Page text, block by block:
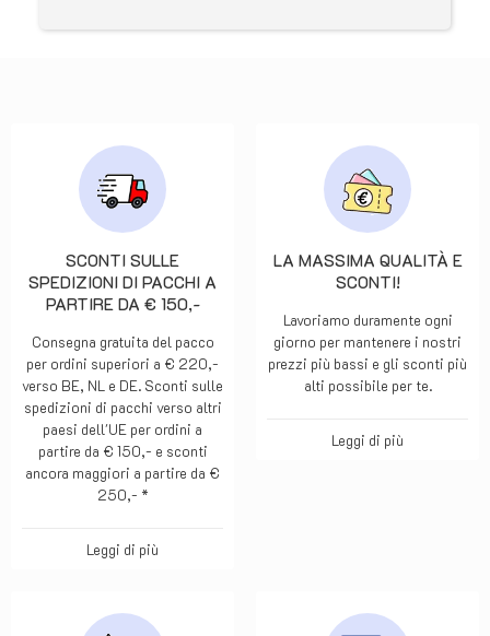
SCONTI SULLE
SPEDIZIONI DI PACCHI A
PARTIRE DA € 150,-
Consegna gratuita del pacco
per ordini superiori a € 220,-
verso BE, NL e DE. Sconti sulle
spedizioni di pacchi verso altri
paesi dell'UE per ordini a
partire da € 150,- e sconti
ancora maggiori a partire da €
250,- *
Leggi di più
LA MASSIMA QUALITÀ E
SCONTI!
Lavoriamo duramente ogni
giorno per mantenere i nostri
prezzi più bassi e gli sconti più
alti possibile per te.
Leggi di più